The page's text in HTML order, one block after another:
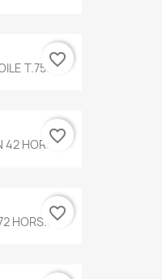
T.755favorite_border
42 HORS...
favorite_border
HORS...favorite_border